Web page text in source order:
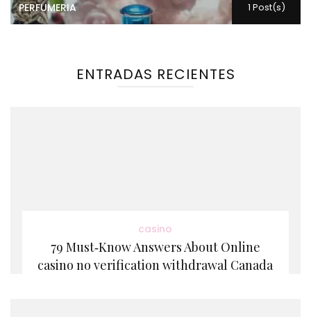
PERFUMERIA 1 Post(s)
ENTRADAS RECIENTES
casino
79 Must‑Know Answers About Online
casino no verification withdrawal Canada